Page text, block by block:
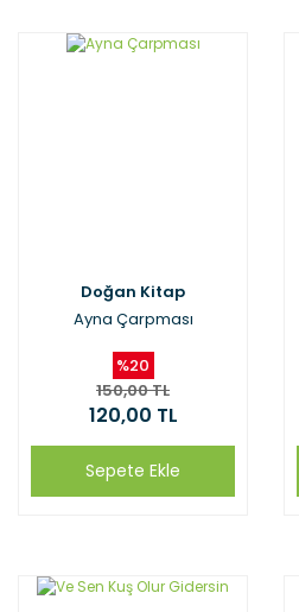
Doğan Kitap
Ayna Çarpması
%20
150,00 TL
120,00 TL
Sepete Ekle